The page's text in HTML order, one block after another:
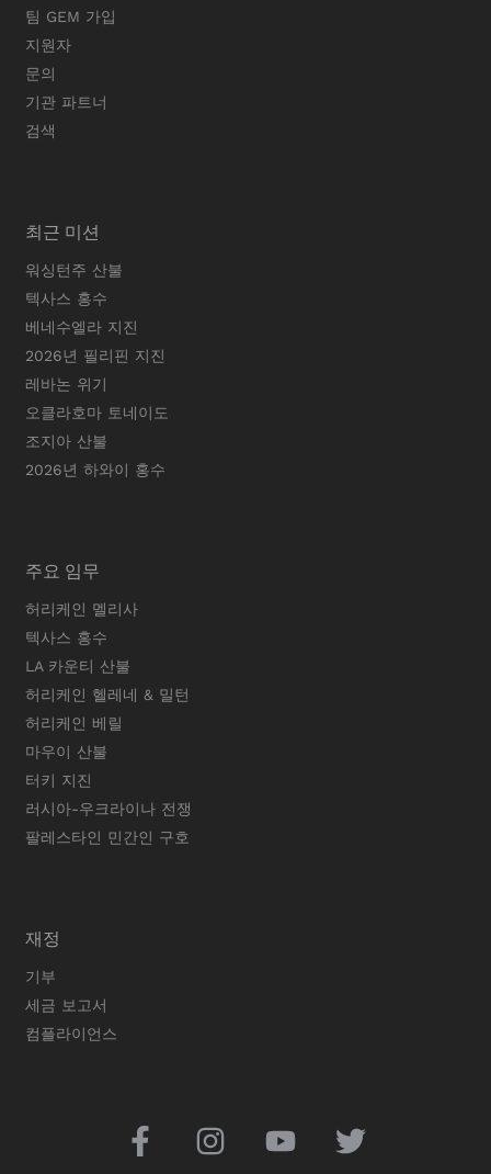
팀 GEM 가입
지원자
문의
기관 파트너
검색
최근 미션
워싱턴주 산불
텍사스 홍수
베네수엘라 지진
2026년 필리핀 지진
레바논 위기
오클라호마 토네이도
조지아 산불
2026년 하와이 홍수
주요 임무
허리케인 멜리사
텍사스 홍수
LA 카운티 산불
허리케인 헬레네 & 밀턴
허리케인 베릴
마우이 산불
터키 지진
러시아-우크라이나 전쟁
팔레스타인 민간인 구호
재정
기부
세금 보고서
컴플라이언스